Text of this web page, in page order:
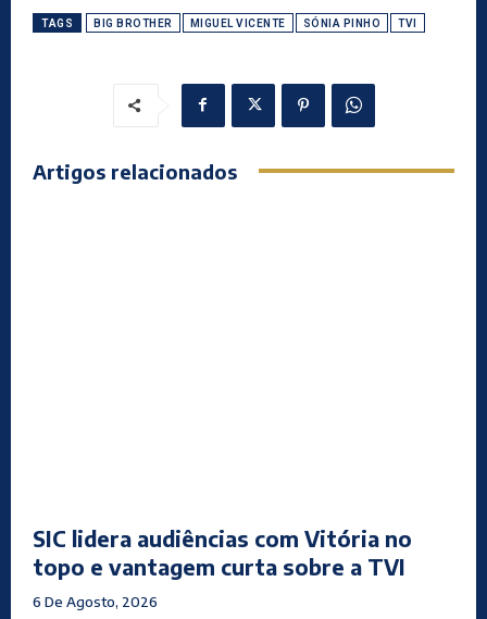
TAGS BIG BROTHER MIGUEL VICENTE SÓNIA PINHO TVI
Artigos relacionados
SIC lidera audiências com Vitória no
topo e vantagem curta sobre a TVI
6 De Agosto, 2026